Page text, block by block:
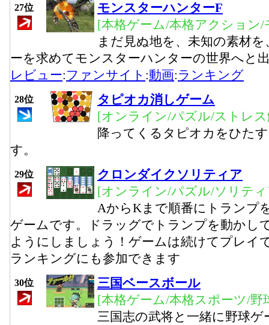
27位
モンスターハンターF
[本格ゲーム/本格アクション
まだ見ぬ地を、未知の素材
ーを求めてモンスターハンターの世界へと
レビュー:ファンサイト :動画:ランキング
28位
タピオカ消しゲーム
[オンライン/パズル/ストレ
降ってくるタピオカをひた
す。
29位
クロンダイクソリティア
[オンライン/パズル/ソリテ
AからKまで順番にトランプ
ゲームです。ドラッグでトランプを動かし
ようにしましょう！ゲームは続けてプレイ
ランキングにも参加できます
30位
三国ベースボール
[本格ゲーム/本格スポーツ/野
三国志の武将と一緒に野球